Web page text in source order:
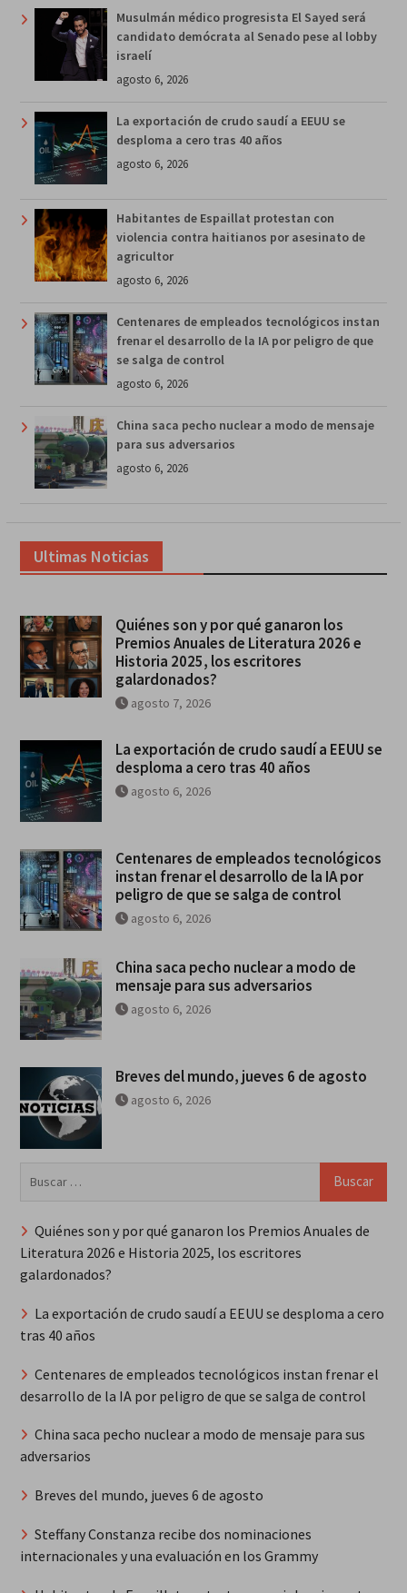
Musulmán médico progresista El Sayed será
candidato demócrata al Senado pese al lobby
israelí
agosto 6, 2026
La exportación de crudo saudí a EEUU se
desploma a cero tras 40 años
agosto 6, 2026
Habitantes de Espaillat protestan con
violencia contra haitianos por asesinato de
agricultor
agosto 6, 2026
Centenares de empleados tecnológicos instan
frenar el desarrollo de la IA por peligro de que
se salga de control
agosto 6, 2026
China saca pecho nuclear a modo de mensaje
para sus adversarios
agosto 6, 2026
Ultimas Noticias
Quiénes son y por qué ganaron los
Premios Anuales de Literatura 2026 e
Historia 2025, los escritores
galardonados?
agosto 7, 2026
La exportación de crudo saudí a EEUU se
desploma a cero tras 40 años
agosto 6, 2026
Centenares de empleados tecnológicos
instan frenar el desarrollo de la IA por
peligro de que se salga de control
agosto 6, 2026
China saca pecho nuclear a modo de
mensaje para sus adversarios
agosto 6, 2026
Breves del mundo, jueves 6 de agosto
agosto 6, 2026
Quiénes son y por qué ganaron los Premios Anuales de
Literatura 2026 e Historia 2025, los escritores
galardonados?
La exportación de crudo saudí a EEUU se desploma a cero
tras 40 años
Centenares de empleados tecnológicos instan frenar el
desarrollo de la IA por peligro de que se salga de control
China saca pecho nuclear a modo de mensaje para sus
adversarios
Breves del mundo, jueves 6 de agosto
Steffany Constanza recibe dos nominaciones
internacionales y una evaluación en los Grammy